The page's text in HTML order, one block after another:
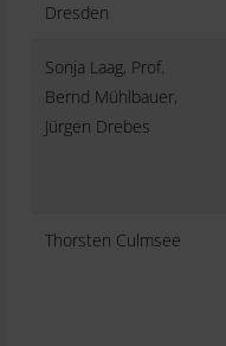
Dresden
Sonja Laag, Prof.
Bernd Mühlbauer,
Jürgen Drebes
Thorsten Culmsee